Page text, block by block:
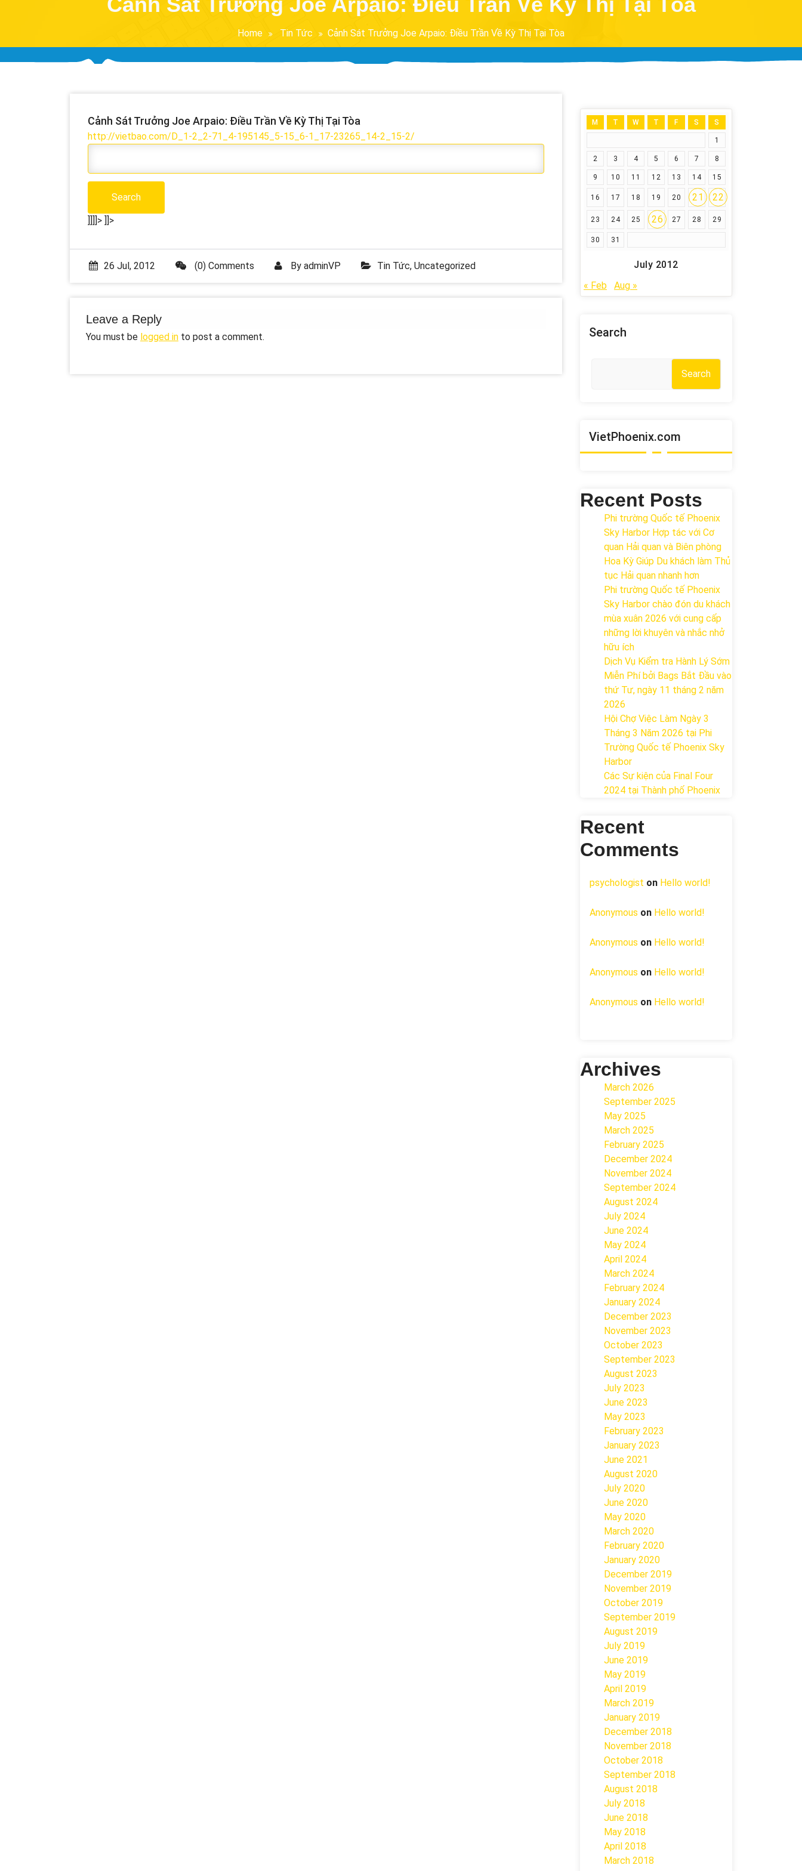
Home Tin Tức Cảnh Sát Trưởng Joe Arpaio: Điều Trần Về Kỳ Thị Tại Tòa
Cảnh Sát Trưởng Joe Arpaio: Điều Trần Về Kỳ Thị Tại Tòa
http://vietbao.com/D_1-2_2-71_4-195145_5-15_6-1_17-23265_14-2_15-2/
]]]]> ]]>
26 Jul, 2012 (0) Comments By adminVP Tin Tức, Uncategorized
Leave a Reply
You must be logged in to post a comment.
July 2012
M T W T F S S
1
2 3 4 5 6 7 8
9 10 11 12 13 14 15
16 17 18 19 20 21 22
23 24 25 26 27 28 29
30 31
« Feb Aug »
Search
Search
VietPhoenix.com
Recent Posts
Phi trường Quốc tế Phoenix
Sky Harbor Hợp tác với Cơ
quan Hải quan và Biên phòng
Hoa Kỳ Giúp Du khách làm Thủ
tục Hải quan nhanh hơn
Phi trường Quốc tế Phoenix
Sky Harbor chào đón du khách
mùa xuân 2026 với cung cấp
những lời khuyên và nhắc nhở
hữu ích
Dịch Vụ Kiểm tra Hành Lý Sớm
Miễn Phí bởi Bags Bắt Đầu vào
thứ Tư, ngày 11 tháng 2 năm
2026
Hội Chợ Việc Làm Ngày 3
Tháng 3 Năm 2026 tại Phi
Trường Quốc tế Phoenix Sky
Harbor
Các Sự kiện của Final Four
2024 tại ​Thành phố Phoenix
Recent
Comments
psychologist on Hello world!
Anonymous on Hello world!
Anonymous on Hello world!
Anonymous on Hello world!
Anonymous on Hello world!
Archives
March 2026
September 2025
May 2025
March 2025
February 2025
December 2024
November 2024
September 2024
August 2024
July 2024
June 2024
May 2024
April 2024
March 2024
February 2024
January 2024
December 2023
November 2023
October 2023
September 2023
August 2023
July 2023
June 2023
May 2023
February 2023
January 2023
June 2021
August 2020
July 2020
June 2020
May 2020
March 2020
February 2020
January 2020
December 2019
November 2019
October 2019
September 2019
August 2019
July 2019
June 2019
May 2019
April 2019
March 2019
January 2019
December 2018
November 2018
October 2018
September 2018
August 2018
July 2018
June 2018
May 2018
April 2018
March 2018